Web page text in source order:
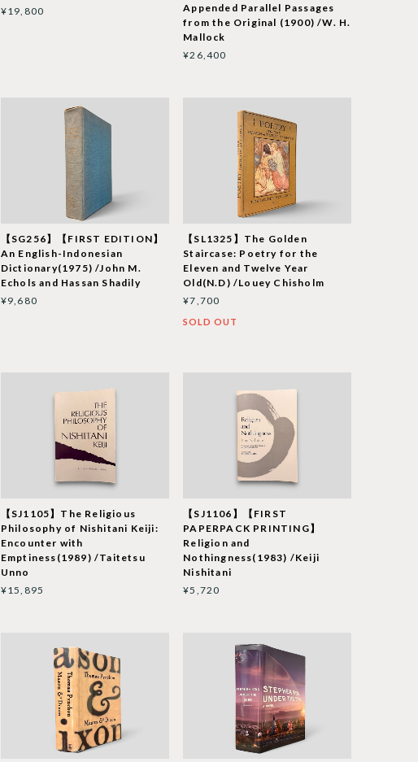
¥19,800
Appended Parallel Passages
from the Original (1900) /W. H.
Mallock
¥26,400
【SG256】【FIRST EDITION】
An English-Indonesian
Dictionary(1975) /John M.
Echols and Hassan Shadily
¥9,680
【SL1325】The Golden
Staircase: Poetry for the
Eleven and Twelve Year
Old(N.D) /Louey Chisholm
¥7,700
SOLD OUT
【SJ1105】The Religious
Philosophy of Nishitani Keiji:
Encounter with
Emptiness(1989) /Taitetsu
Unno
¥15,895
【SJ1106】【FIRST
PAPERPACK PRINTING】
Religion and
Nothingness(1983) /Keiji
Nishitani
¥5,720